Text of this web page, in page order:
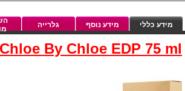
מידע כללי מידע נוסף גלרייה
Chloe By Chloe EDP 75 ml